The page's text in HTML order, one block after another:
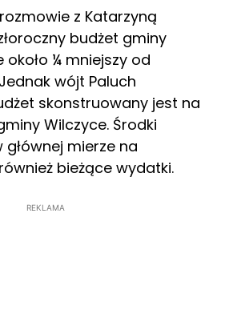
z Katarzyną
budżet gminy
około ¼ mniejszy od
wójt Paluch
skonstruowany jest na
Wilczyce. Środki
mierze na
bieżące wydatki.
REKLAMA